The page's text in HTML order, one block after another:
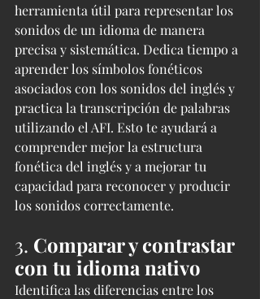
herramienta útil para representar los
sonidos de un idioma de manera
precisa y sistemática. Dedica tiempo a
aprender los símbolos fonéticos
asociados con los sonidos del inglés y
practica la transcripción de palabras
utilizando el AFI. Esto te ayudará a
comprender mejor la estructura
fonética del inglés y a mejorar tu
capacidad para reconocer y producir
los sonidos correctamente.
3. Comparar y contrastar
con tu idioma nativo
Identifica las diferencias entre los